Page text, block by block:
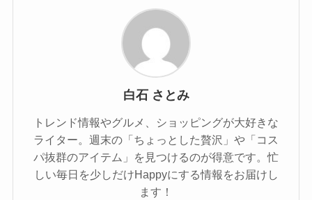
白石 さとみ
トレンド情報やグルメ、ショッピングが大好きな
ライター。週末の「ちょっとした贅沢」や「コス
パ抜群のアイテム」を見つけるのが得意です。忙
しい毎日を少しだけHappyにする情報をお届けし
ます！